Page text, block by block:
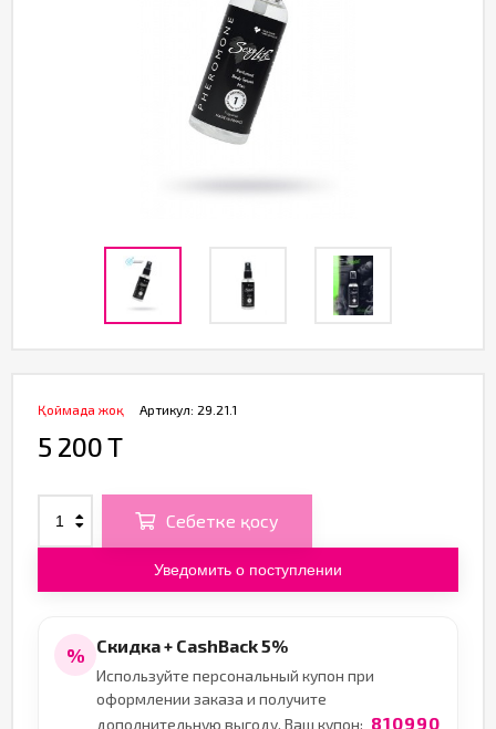
Артикул: 29.21.1
Қоймада жоқ
5 200 T
Себетке қосу
Уведомить о поступлении
% Скидка + CashBack 5%
Используйте персональный купон при
оформлении заказа и получите
дополнительную выгоду. Ваш купон: 810990